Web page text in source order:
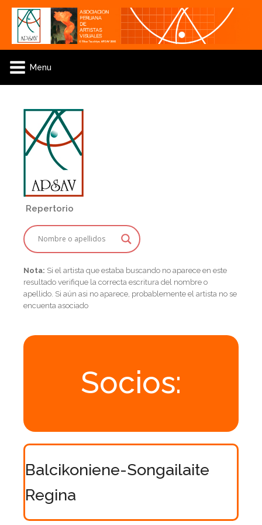
Menu
Repertorio
Nota: Si el artista que estaba buscando no aparece en este
resultado verifique la correcta escritura del nombre o
apellido. Si aún asi no aparece, probablemente el artista no se
encuenta asociado
Socios:
Balcikoniene-Songailaite
Regina